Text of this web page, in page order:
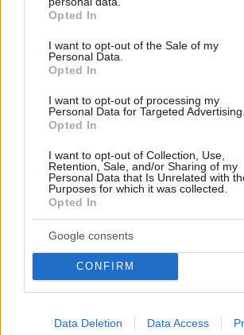
grant or deny consent to Google and its
use your data for below specified purposes
consent section.
Opted In
I want to opt-out of the Sale of my
Personal Data.
Opted In
I want to opt-out of processing my
Personal Data for Targeted Advertising.
Opted In
I want to opt-out of Collection, Use,
Retention, Sale, and/or Sharing of my
Personal Data that Is Unrelated with
Purposes for which it was collected.
Opted In
Google consents
CONFIRM
Data Deletion Data Access
στοίχημα της Aμερικανικής Αριστεράς
κομματική επανένωση των
πριν 11 λεπτά
Greek Goddess Beauty: Η τάση
να θέλουμε να μοιάζουμε με σύγχρονη
Οι 6 σοβαρές ασθένειες της γάτας που
αποτρέψετε
Συνελήφθη 37χρονος στο αεροδρόμιο
με 4 μαχαίρια και δύο ψαλίδια
πριν 17 λεπτά
Νέα όρια δαπανών για ΣΑΕΚ και
ευκαιρίας, τι αλλάζει με το νέο ΦΕΚ
πριν 24 λεπτά